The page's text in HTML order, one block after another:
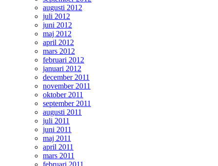
augusti 2012
juli 2012
juni 2012
maj 2012
april 2012
mars 2012
februari 2012
januari 2012
december 2011
november 2011
oktober 2011
september 2011
augusti 2011
juli 2011
juni 2011
maj 2011
april 2011
mars 2011
februari 2011